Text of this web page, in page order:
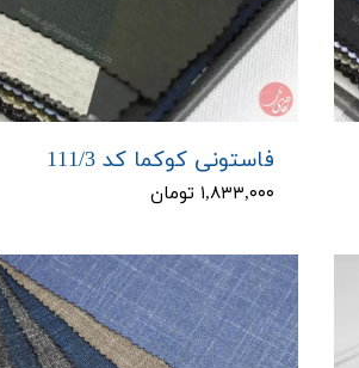
فاستونی کوکما کد 111/3
۱,۸۳۳,۰۰۰ تومان